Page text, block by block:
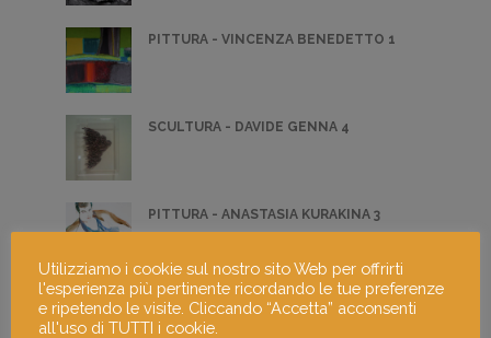
PITTURA - VINCENZA BENEDETTO 1
SCULTURA - DAVIDE GENNA 4
PITTURA - ANASTASIA KURAKINA 3
FOTOGRAFIA - SAMANTHA RIVIECCIO 2
Utilizziamo i cookie sul nostro sito Web per offrirti
l'esperienza più pertinente ricordando le tue preferenze
e ripetendo le visite. Cliccando “Accetta” acconsenti
all'uso di TUTTI i cookie.